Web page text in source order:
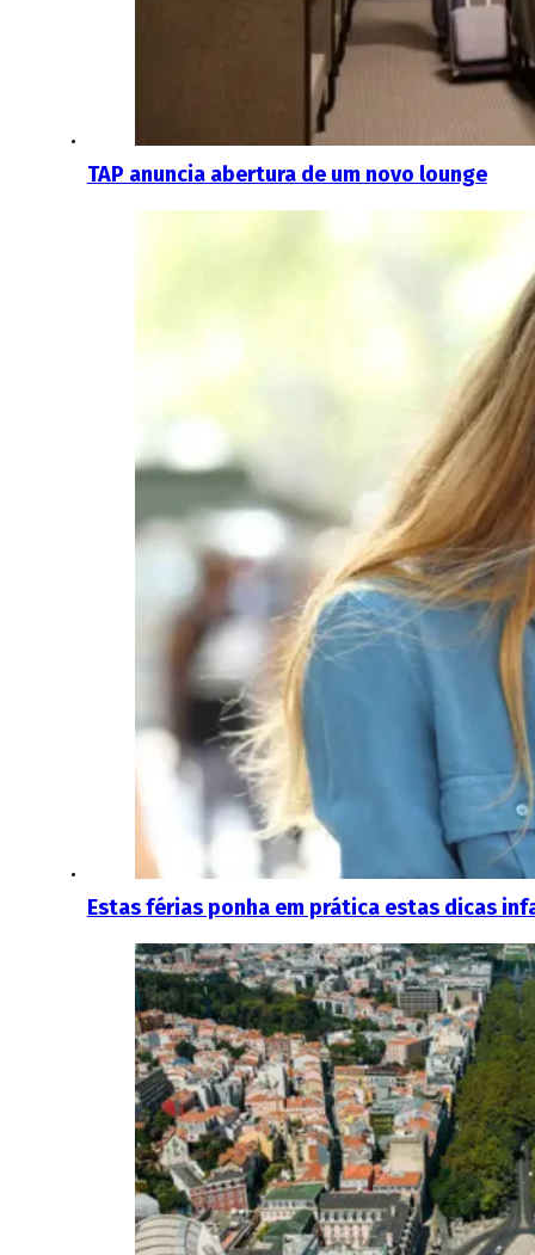
TAP anuncia abertura de um novo lounge
Estas férias ponha em prática estas dicas